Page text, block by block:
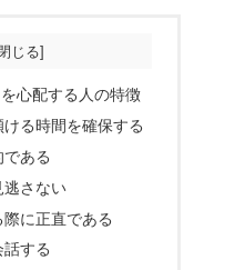
心配する人の特徴
る時間を確保する
ある
逃さない
に正直である
する